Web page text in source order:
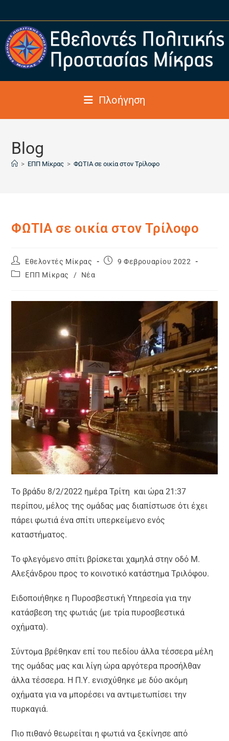
Πλοήγηση
Blog
> ΕΠΠ Μίκρας > ΦΩΤΙΑ σε οικία στον Τρίλοφο
ΦΩΤΙΑ σε οικία στον Τρίλοφο
Εθελοντές Μίκρας
9 Φεβρουαρίου 2022
ΕΠΠ Μίκρας
/ Νέα
Το βράδυ 8/2/2022 ημέρα Τρίτη και ώρα 21:37
περίπου, μέλος της ομάδας μας διαπίστωσε ότι έχει
πάρει φωτιά ένα σπίτι υπερκείμενο ενός
καταστήματος.
Το φλεγόμενο σπίτι βρίσκεται χαμηλά στην οδό Μ.
Αλεξάνδρου προς το κοινοτικό κατάστημα Τριλόφου.
Ειδοποιήθηκε η Πυροσβεστική Υπηρεσία για την
κατάσβεση της φωτιάς (με τρία πυροσβεστικά
οχήματα).
Σύντομα βρέθηκαν επί του πεδίου άλλα τέσσερα μέλη
της ομάδας μας και λίγη ώρα αργότερα προσήλθαν
άλλα τέσσερα. Η Π.Υ. ενισχύθηκε με δύο ακόμη
οχήματα για να μπορέσει να αντιμετωπίσει την
πυρκαγιά.
Πιο πιθανό θεωρείται η φωτιά να ξεκίνησε από